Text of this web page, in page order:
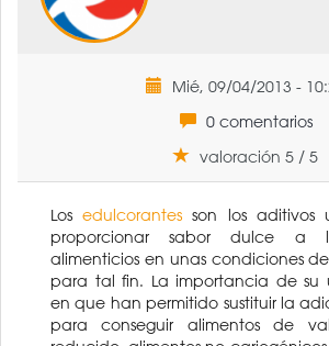
Mié, 09/04/2013 -
0 comentarios
valoración 5 / 5
Losedulcorantes son los aditivos
proporcionar sabor dulce a
alimenticios en unas condiciones
para tal fin. La importancia de su
en que han permitido sustituir la
para conseguir alimentos de